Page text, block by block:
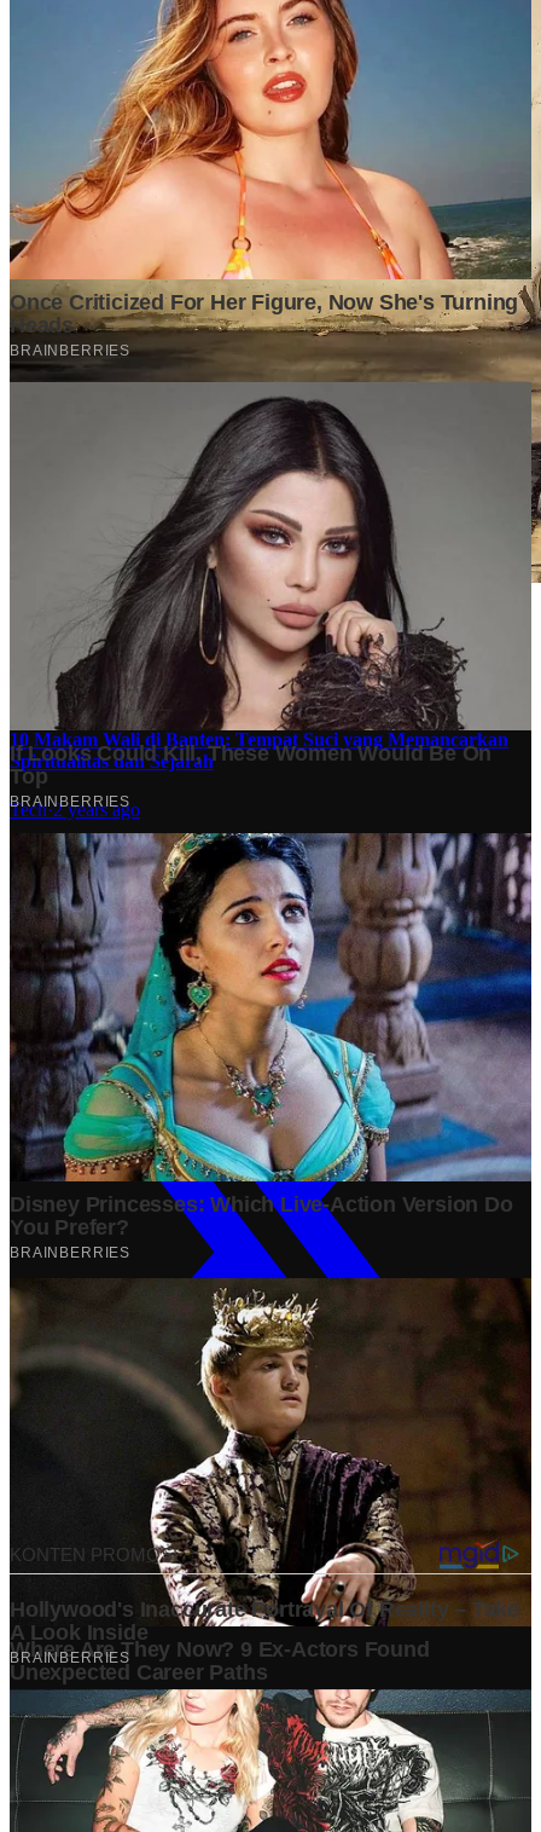
Stok BBM di Indonesia Hanya Tinggal 21 Hari, Apa
Dampaknya bagi Masyarakat?
Finansial ·5 months ago
10 Makam Wali di Banten: Tempat Suci yang Memancarkan
Spiritualitas dan Sejarah
Tech·2 years ago
Analisis Bisnis Kopi Kenangan vs Point Coffee: Persaingan
dalam Industri Kopi Indonesia
Bisnis·1 year ago
Share: